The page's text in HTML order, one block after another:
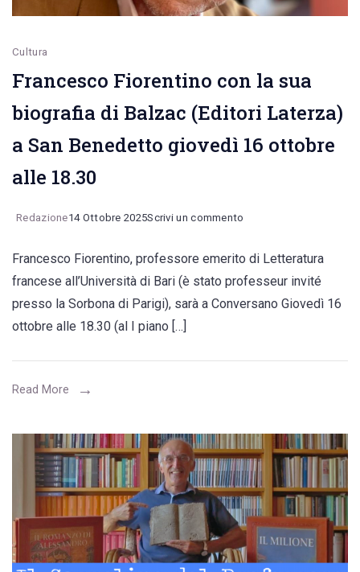
ottobre
Cultura
Francesco Fiorentino con la sua
biografia di Balzac (Editori Laterza)
a San Benedetto giovedì 16 ottobre
alle 18.30
Redazione14 Ottobre 2025Scrivi un commento
Fiorentino
con
biografia
(Editori
Laterza)
a
San
Benedetto
giovedì
Francesco Fiorentino, professore emerito di Letteratura
francese all’Università di Bari (è stato professeur invité
presso la Sorbona di Parigi), sarà a Conversano Giovedì 16
ottobre alle 18.30 (al I piano […]
Read More